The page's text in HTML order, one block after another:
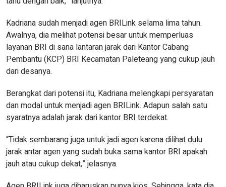
Kadriana sudah menjadi agen BRILink selama lima tahun.
Awalnya, dia melihat potensi besar untuk memperluas
layanan BRI di sana lantaran jarak dari Kantor Cabang
Pembantu (KCP) BRI Kecamatan Paleteang yang cukup jauh
dari desanya.
Berangkat dari potensi itu, Kadriana melengkapi persyaratan
dan modal untuk menjadi agen BRILink. Adapun salah satu
syaratnya adalah jarak dari kantor BRI terdekat.
“Tidak sembarang juga untuk jadi agen karena dilihat dulu
jarak antar agen yang sudah buka sama kantor BRI apakah
jauh atau cukup dekat,” jelasnya.